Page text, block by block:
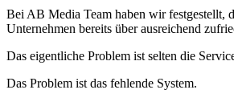
Bei AB Media Team haben wir festgestellt,
Unternehmen bereits über ausreichend
Das eigentliche Problem ist selten die
Das Problem ist das fehlende System.